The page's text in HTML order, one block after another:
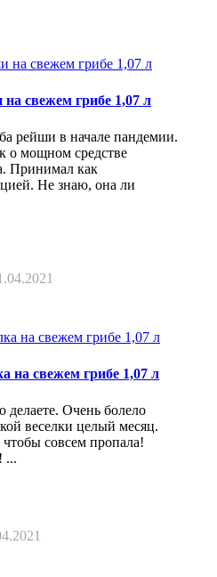
свежем грибе 1,07 л
рейши в начале пандемии.
о мощном средстве
Принимал как
Не знаю, она ли
на свежем грибе 1,07 л
Очень болело
веселки целый месяц.
чтобы совсем пропала!
...